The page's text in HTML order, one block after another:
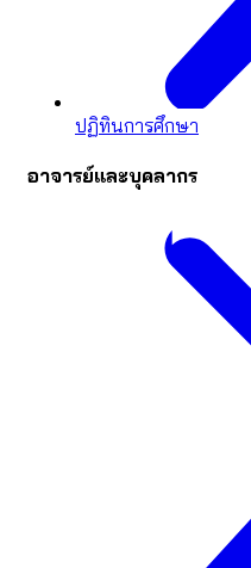
ปฏิทินการศึกษา
อาจารย์และบุคลากร